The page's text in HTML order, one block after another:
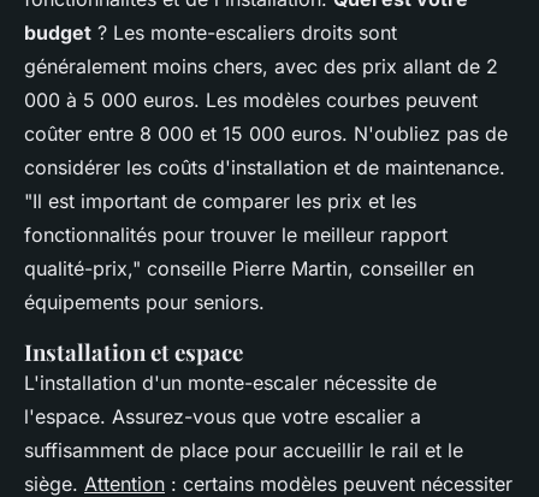
budget ? Les monte-escaliers droits sont
généralement moins chers, avec des prix allant de 2
000 à 5 000 euros. Les modèles courbes peuvent
coûter entre 8 000 et 15 000 euros. N'oubliez pas de
considérer les coûts d'installation et de maintenance.
"Il est important de comparer les prix et les
fonctionnalités pour trouver le meilleur rapport
qualité-prix," conseille Pierre Martin, conseiller en
équipements pour seniors.
Installation et espace
L'installation d'un monte-escaler nécessite de
l'espace. Assurez-vous que votre escalier a
suffisamment de place pour accueillir le rail et le
siège. Attention : certains modèles peuvent nécessiter